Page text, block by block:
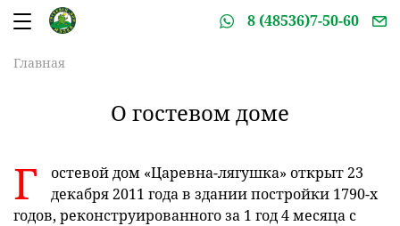
8 (48536)7-50-60
Главная
О гостевом доме
Г
остевой дом «Царевна-лягушка» открыт 23
декабря 2011 года в здании постройки 1790-х
годов, реконструированного за 1 год 4 месяца с